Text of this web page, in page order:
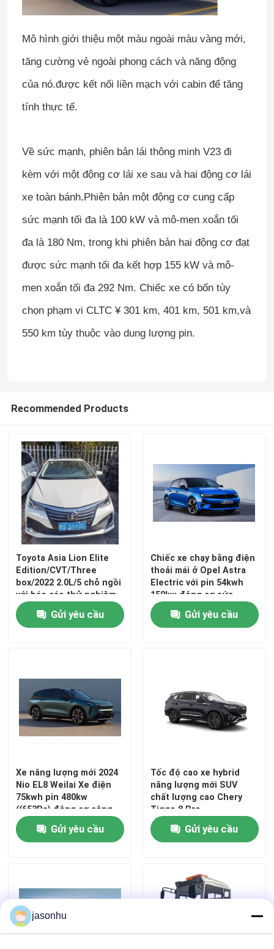
Nhà
Kiểm soát chất lượng
Liên hệ chúng tôi
Yêu cầu báo giá
xe cũ
Ô tô điện thuần túy
Ô tô điện thân thiện với ECO
Xe điện thương mại
Ô tô điện hiệu suất cao
Xe điện nhỏ
Mô hình giới thiệu một màu ngoài màu vàng mới,
tăng cường vẻ ngoài phong cách và năng động
của nó.được kết nối liền mạch với cabin để tăng
tính thực tế.
Về sức mạnh, phiên bản lái thông minh V23 đi
kèm với một động cơ lái xe sau và hai động cơ lái
xe toàn bánh.Phiên bản một động cơ cung cấp
sức mạnh tối đa là 100 kW và mô-men xoắn tối
đa là 180 Nm, trong khi phiên bản hai động cơ đạt
được sức mạnh tối đa kết hợp 155 kW và mô-
men xoắn tối đa 292 Nm. Chiếc xe có bốn tùy
chọn phạm vi CLTC ¥ 301 km, 401 km, 501 km,và
550 km tùy thuộc vào dung lượng pin.
Recommended Products
Toyota Asia Lion Elite
Edition/CVT/Three
box/2022 2.0L/5 chỗ ngồi
với báo cáo thử nghiệm
của bên thứ ba.
Gửi yêu cầu
Chiếc xe chạy bằng điện
thoải mái ở Opel Astra
Electric với pin 54kwh
150kw động cơ sức
mạnh ở tốc độ tối đa
170km / hGửi yêu cầu
Xe năng lượng mới 2024
Nio EL8 Weilai Xe điện
75kwh pin 480kw
((653Ps) động cơ công
suất 390km WLTP Range
ev xe
Gửi yêu cầu
Tốc độ cao xe hybrid
năng lượng mới SUV
chất lượng cao Chery
Tiggo 8 Pro
Gửi yêu cầu
jasonhu